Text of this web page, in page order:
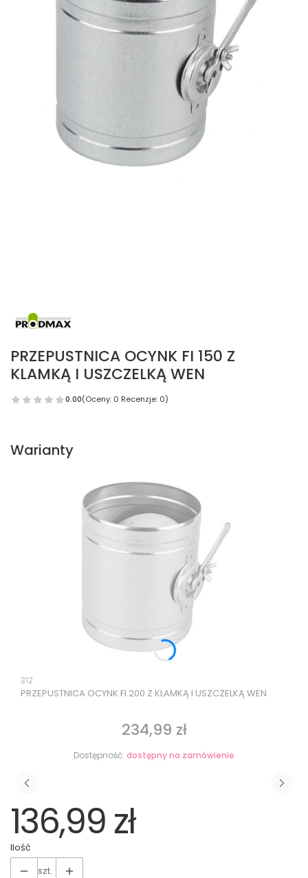
PRZEPUSTNICA OCYNK FI 150 Z
KLAMKĄ I USZCZELKĄ WEN
0.00(Oceny: 0 Recenzje: 0)
Warianty
Kod produktu
312
PRZEPUSTNICA OCYNK FI 200 Z KLAMKĄ I USZCZELKĄ WEN
Cena
234,99 zł
Dostępność: dostępny na zamówienie
136,99 zł
Ilość
szt.